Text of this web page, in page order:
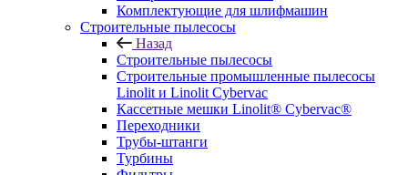
Комплектующие для шлифмашин
Строительные пылесосы
Назад
Строительные пылесосы
Строительные промышленные пылесосы
Linolit и Linolit Cybervac
Кассетные мешки Linolit® Cybervac®
Переходники
Трубы-штанги
Турбины